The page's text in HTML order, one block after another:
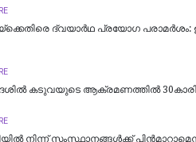
ദ്വയാർഥ പ്രയോ​ഗ പരാമർശം:
കടുവയുടെ ആക്രമണത്തിൽ
നിന്ന് സംസ്ഥാനങ്ങള്‍ക്ക്